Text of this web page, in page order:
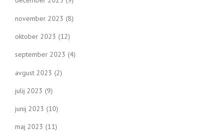
november 2023 (8)
oktober 2023 (12)
september 2023 (4)
avgust 2023 (2)
julij 2023 (9)
junij 2023 (10)
maj 2023 (11)